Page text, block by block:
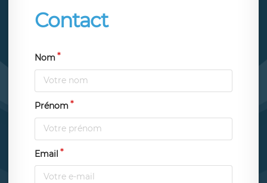
Contact
Nom
Prénom
Email